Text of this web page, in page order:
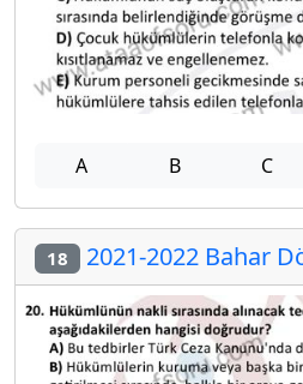
A B C
18 2021-2022 Bahar